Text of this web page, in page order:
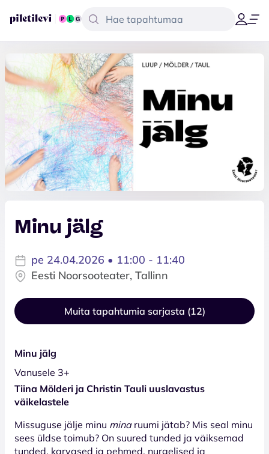
Minu jälg
pe 24.04.2026 • 11:00 - 11:40
Eesti Noorsooteater, Tallinn
Muita tapahtumia sarjasta (12)
Minu jälg
Vanusele 3+
Tiina Mölderi ja Christin Tauli uuslavastus
väikelastele
Missuguse jälje minu minaruumi jätab? Mis seal minu
sees üldse toimub? On suured tunded ja väiksemad
tunded, karvased ja pehmed, nurgelised ja